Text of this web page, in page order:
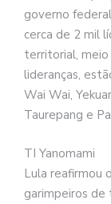
governo
cerca de 2 mil
territorial,
lideranças,
Wai Wai,
Taurepang e
TI Yanomami
Lula reafirmou
garimpeiros de